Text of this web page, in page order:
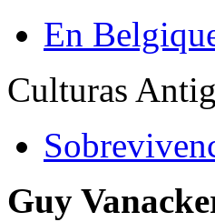
En
Culturas
Guy